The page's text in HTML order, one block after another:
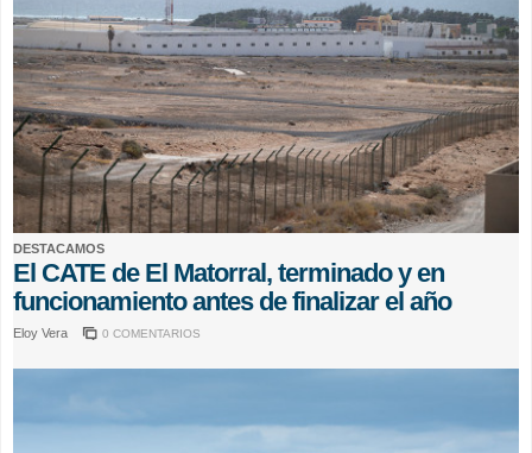
DESTACAMOS
El CATE de El Matorral, terminado y en
funcionamiento antes de finalizar el año
Eloy Vera 0 COMENTARIOS